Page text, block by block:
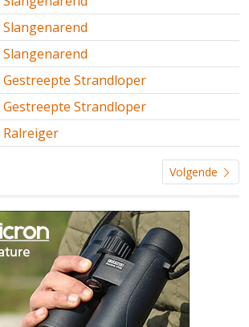
Slangenarend
Slangenarend
Gestreepte Strandloper
Gestreepte Strandloper
Ralreiger
Volgende